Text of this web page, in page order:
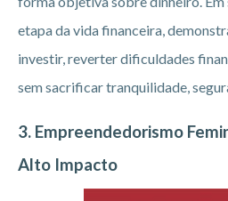
etapa da vida financeira,
investir, reverter dificuldades
sem sacrificar tranquilidade,
3. Empreendedorismo
Alto Impacto